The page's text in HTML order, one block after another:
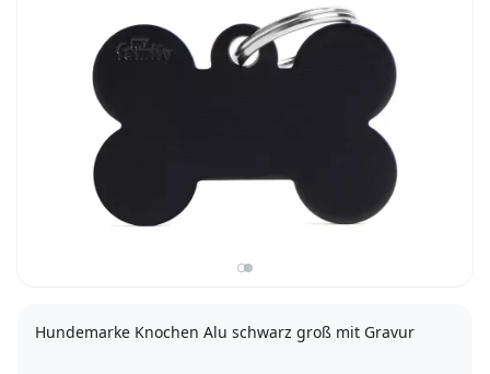
Hundemarke Knochen Alu schwarz groß mit Gravur